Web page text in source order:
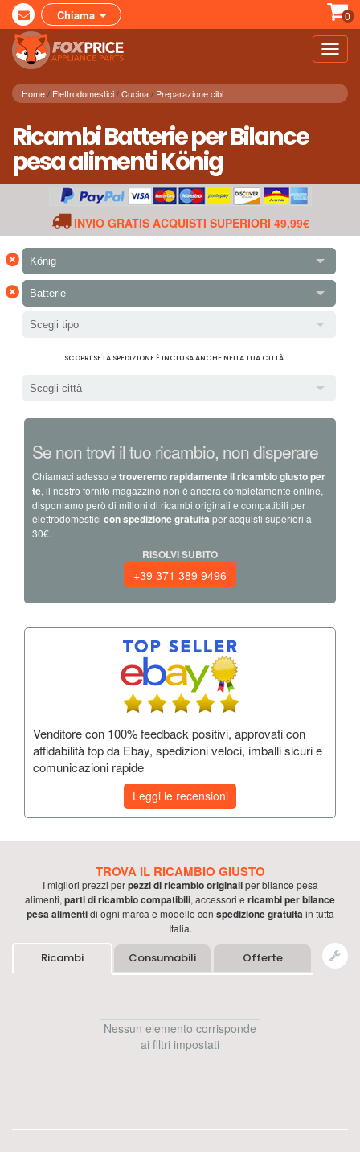
Chiama 0
Home Elettrodomestici Cucina Preparazione cibi
Ricambi Batterie per Bilance
pesa alimenti König
INVIO GRATIS ACQUISTI SUPERIORI 49,99€
× König
× Batterie
Scegli tipo
SCOPRI SE LA SPEDIZIONE È INCLUSA ANCHE NELLA TUA CITTÀ
Scegli città
Se non trovi il tuo ricambio, non disperare
Chiamaci adesso e troveremo rapidamente il ricambio giusto per
te, il nostro fornito magazzino non è ancora completamente online,
disponiamo però di milioni di ricambi originali e compatibili per
elettrodomestici con spedizione gratuita per acquisti superiori a
30€.
RISOLVI SUBITO
+39 371 389 9496
Venditore con 100% feedback positivi, approvati con
affidabilità top da Ebay, spedizioni veloci, imballi sicuri e
comunicazioni rapide
Leggi le recensioni
TROVA IL RICAMBIO GIUSTO
I migliori prezzi perpezzi di ricambio originaliperbilance pesa
alimenti, parti di ricambio compatibili, accessori e ricambi perbilance
pesa alimentidi ogni marca e modello con spedizione gratuita in tutta
Italia.
Ricambi Consumabili Offerte
Nessun elemento corrisponde
ai filtri impostati